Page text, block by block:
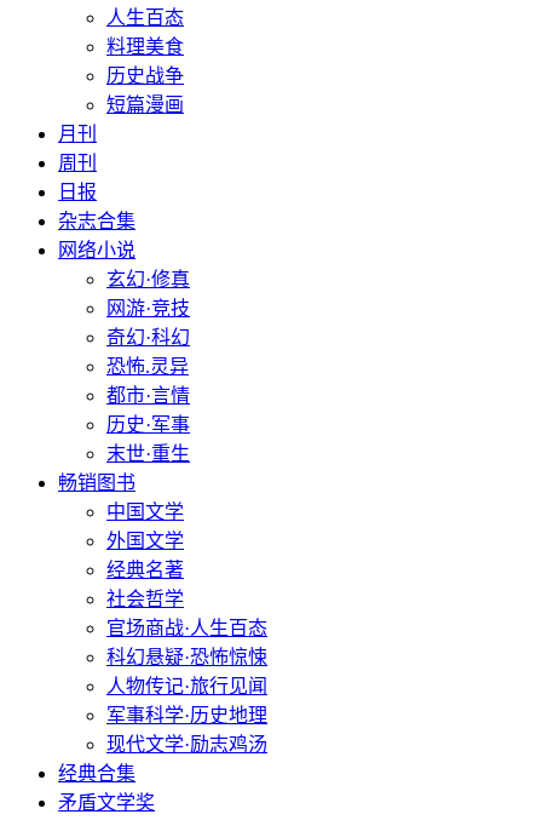
人生百态
料理美食
历史战争
短篇漫画
月刊
周刊
日报
杂志合集
网络小说
玄幻·修真
网游·竞技
奇幻·科幻
恐怖.灵异
都市·言情
历史·军事
末世·重生
畅销图书
中国文学
外国文学
经典名著
社会哲学
官场商战·人生百态
科幻悬疑·恐怖惊悚
人物传记·旅行见闻
军事科学·历史地理
现代文学·励志鸡汤
经典合集
矛盾文学奖